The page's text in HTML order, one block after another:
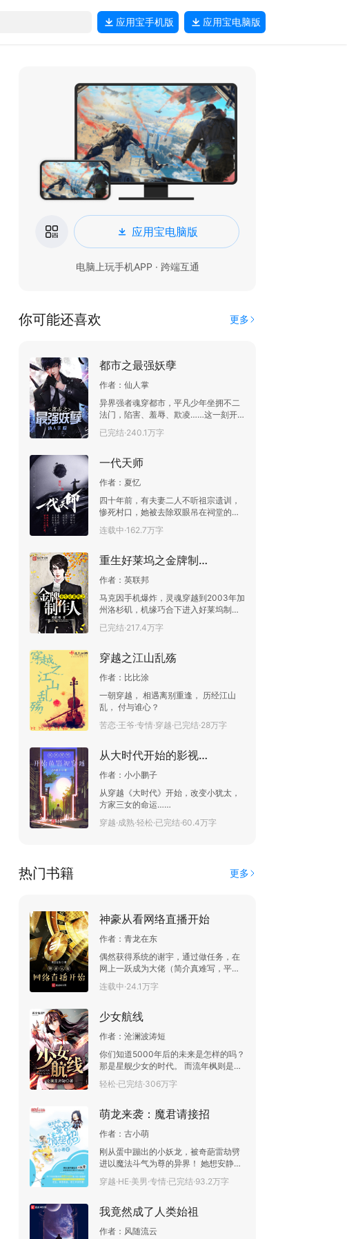
应用宝手机版 应用宝电脑版
应用宝电脑版
电脑上玩手机APP · 跨端互通
你可能还喜欢 更多
都市之最强妖孽
作者： 仙人掌
异界强者魂穿都市，平凡少年坐拥不二
法门，陷害、羞辱、欺凌……这一刻开
始与我再无干系！绝世天才如何？三大
主神又如何？！待我成神之际，便是你
的人！”
已完结·240.1万字
一代天师
作者： 夏忆
四十年前，有夫妻二人不听祖宗遗训，
惨死村口，她被去除双眼吊在祠堂的那
棵老银杏树上；一年后，外地青年挖出
奇怪人俑，却陷入生死劫难，幸得一老
光重新拉回了那个村落，却不知打开那
青锋，常断生死二根；八卦灵符，横渡
阴阳两道。被誉为最后一个道士的一代
天师查文斌为救他人被迫重回江湖，他
罚阴遣；仗侠肝义胆与一身道术，救活
难时刻，且看最后一个道士王者归来！
连载中·162.7万字
重生好莱坞之金牌制作人
作者： 英联邦
马克因手机爆炸，灵魂穿越到2003年加
州洛杉矶，机缘巧合下进入好莱坞制作
电影，追逐梦想，实现人生的自我价值
的故事。 国际大导演马克.王在接受时代
的！” 被时尚界誉为最完美曲线的S女
接受记者采访时道：”马克非常有才华，
非常酷！” 华纳总裁巴里.梅耶道：”马克
是最有价值，最值得投资的制作人！”
在一起，是我一生中最大的错误！” 好
没有经过任何正式培训，半道出家的金
牌制作人制作电影从未失手，都能给投
资者以几倍回报，这让好莱坞对他趋之
已完结·217.4万字
穿越之江山乱殇
作者： 比比涂
一朝穿越， 相遇离别重逢， 历经江山
乱， 付与谁心？
苦恋·王爷·专情·穿越·已完结·28万字
从大时代开始的影视穿越
作者： 小小鹏子
从穿越《大时代》开始，改变小犹太，
方家三女的命运……
穿越·成熟·轻松·已完结·60.4万字
热门书籍 更多
神豪从看网络直播开始
作者： 青龙在东
偶然获得系统的谢宇，通过做任务，在
网上一跃成为大佬（简介真难写，平行
世界，请勿对号入座。） 直播文，直播
文，直播文。重要的事说三遍，不喜勿
连载中·24.1万字
少女航线
作者： 沧澜波涛短
你们知道5000年后的未来是怎样的吗？
那是星舰少女的时代。 而流年枫则是
5000万星舰少女中唯一的男性星辰提督
———————————— 读者群：
轻松·已完结·306万字
萌龙来袭：魔君请接招
作者： 古小萌
刚从蛋中蹦出的小妖龙，被奇葩雷劫劈
进以魔法斗气为尊的异界！ 她想安静修
仙，有人偏不让她如愿，她不就是长得
好看且形单影只么，什么孔雀男莲花女
她？！ 而且，那个外表温雅实则腹黑的
过：人妖殊途，我身为一只妖，是绝对
穿越·HE·美男·专情·已完结·93.2万字
我竟然成了人类始祖
作者： 风随流云